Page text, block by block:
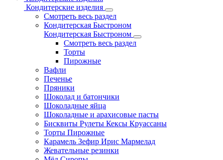
Кондитерские изделия
Смотреть весь раздел
Кондитерская Быстроном
Кондитерская Быстроном
Смотреть весь раздел
Торты
Пирожные
Вафли
Печенье
Пряники
Шоколад и батончики
Шоколадные яйца
Шоколадные и арахисовые пасты
Бисквиты Рулеты Кексы Круассаны
Торты Пирожные
Карамель Зефир Ирис Мармелад
Жевательные резинки